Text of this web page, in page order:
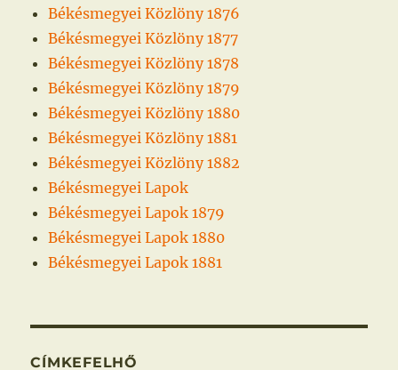
Békésmegyei Közlöny 1876
Békésmegyei Közlöny 1877
Békésmegyei Közlöny 1878
Békésmegyei Közlöny 1879
Békésmegyei Közlöny 1880
Békésmegyei Közlöny 1881
Békésmegyei Közlöny 1882
Békésmegyei Lapok
Békésmegyei Lapok 1879
Békésmegyei Lapok 1880
Békésmegyei Lapok 1881
CÍMKEFELHŐ